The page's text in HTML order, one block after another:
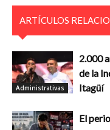
ARTÍCULOS
Administrativas
2.000
de la
Itagüí
El